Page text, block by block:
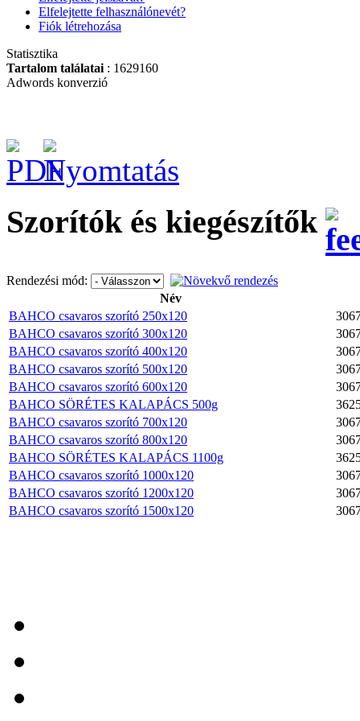
Elfelejtette felhasználónevét?
Fiók létrehozása
Statisztika
Tartalom találatai : 1629160
Adwords konverzió
Szorítók és kiegészítők
Rendezési mód:
Név
BAHCO csavaros szorító 250x120
BAHCO csavaros szorító 300x120
BAHCO csavaros szorító 400x120
BAHCO csavaros szorító 500x120
BAHCO csavaros szorító 600x120
BAHCO SÖRÉTES KALAPÁCS 500g
BAHCO csavaros szorító 700x120
BAHCO csavaros szorító 800x120
BAHCO SÖRÉTES KALAPÁCS 1100g
BAHCO csavaros szorító 1000x120
BAHCO csavaros szorító 1200x120
BAHCO csavaros szorító 1500x120
Mágneses univerzális
adapter 1/4"
BAHCO
KERÉKPÁRKULCS,
16 DB
SZERSZÁMMAL
szekrénykulcs MK5
BAHCO FiT Szigetelt
csavarhúzókészlet, 5
db-os
Metrikus mérőszalag +
Zsebkés 75mm-es
BAHCO